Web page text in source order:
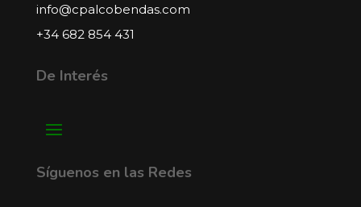
info@cpalcobendas.com
+34 682 854 431
De Interés
Síguenos en las Redes